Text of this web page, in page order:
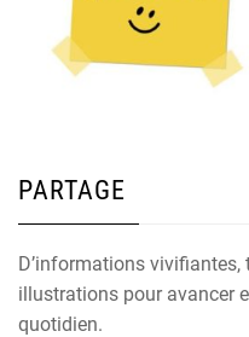
PARTAGE
D’informations vivifiantes,
illustrations pour avancer
quotidien.